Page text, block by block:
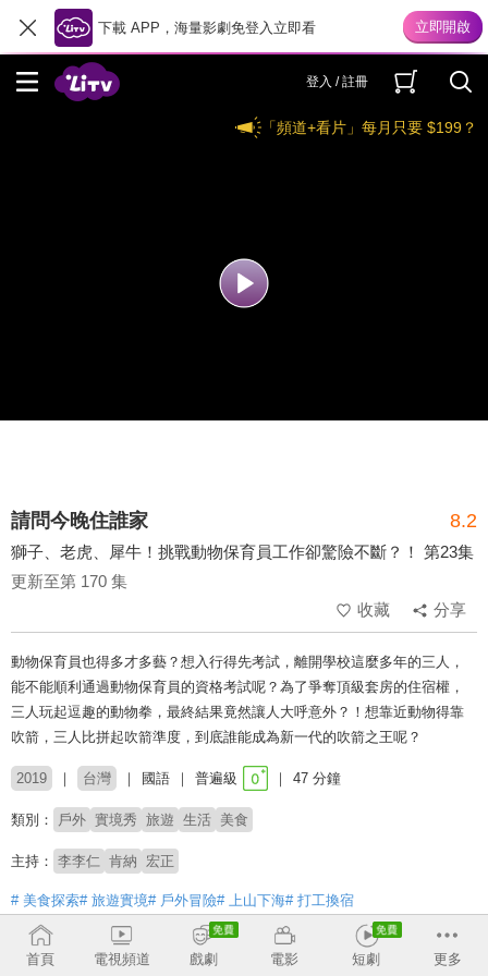
下載 APP，海量影劇免登入立即看
登入 / 註冊
「頻道+看片」每月只要 $199？
請問今晚住誰家 8.2
獅子、老虎、犀牛！挑戰動物保育員工作卻驚險不斷？！ 第23集
更新至第 170 集
收藏
分享
動物保育員也得多才多藝？想入行得先考試，離開學校這麼多年的三人，
能不能順利通過動物保育員的資格考試呢？為了爭奪頂級套房的住宿權，
三人玩起逗趣的動物拳，最終結果竟然讓人大呼意外？！想靠近動物得靠
吹箭，三人比拼起吹箭準度，到底誰能成為新一代的吹箭之王呢？
2019 台灣 國語 普遍級 47 分鐘
類別： 戶外 實境秀 旅遊 生活 美食
主持： 李李仁 肯納 宏正
# 美食探索# 旅遊實境# 戶外冒險# 上山下海# 打工換宿
首頁 電視頻道 戲劇 電影 短劇 更多